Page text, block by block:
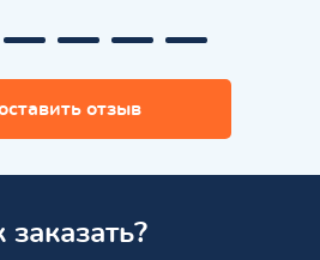
отзыв
заказать?